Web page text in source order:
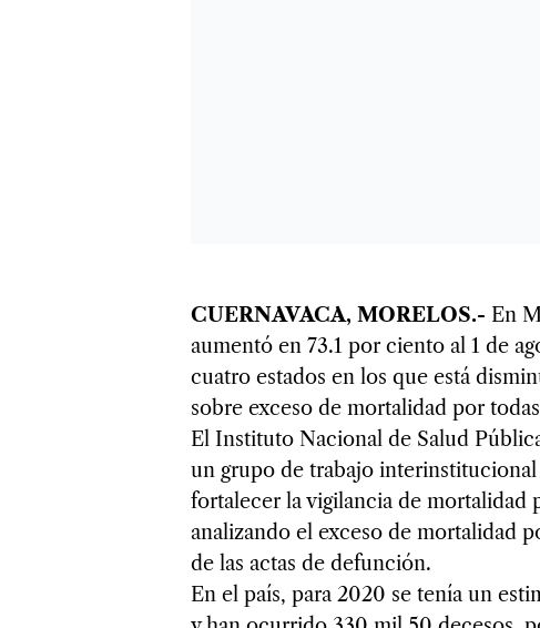
CUERNAVACA, MORELOS.- En
aumentó en 73.1 por ciento al 1 de
cuatro estados en los que está
sobre exceso de mortalidad por todas
El Instituto Nacional de Salud
un grupo de trabajo
fortalecer la vigilancia de mortalidad
analizando el exceso de mortalidad
de las actas de defunción.
En el país, para 2020 se tenía un